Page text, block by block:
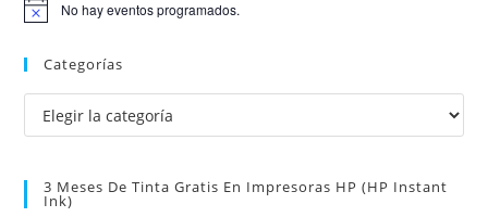
A
s
No hay eventos programados.
Categorías
Categorías
3 Meses De Tinta Gratis En Impresoras HP (HP Instant
Ink)